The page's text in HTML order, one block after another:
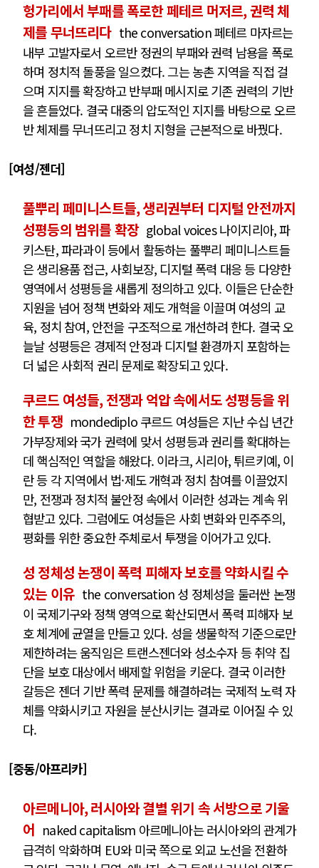
헝가리에서 부패를 폭로한 페테르 머저르, 권력 체
제를 무너뜨리다 the conversation 페테르 마자르는
내부 고발자로서 오르반 정권의 부패와 권력 남용을 폭로
하며 정치적 돌풍을 일으켰다. 그는 농촌 지역을 직접 걸
으며 지지를 확장하고 반부패 메시지로 기존 권력의 기반
을 흔들었다. 결국 대중의 압도적인 지지를 바탕으로 오르
반 체제를 무너뜨리고 정치 지형을 근본적으로 바꿨다.
[여성/젠더]
풀뿌리 페미니스트들, 생리권부터 디지털 안전까지
성평등의 범위를 확장 global voices 나이지리아, 파
키스탄, 파라과이 등에서 활동하는 풀뿌리 페미니스트들
은 생리용품 접근, 사회보장, 디지털 폭력 대응 등 다양한
영역에서 성평등을 새롭게 정의하고 있다. 이들은 단순한
지원을 넘어 정책 변화와 제도 개혁을 이끌며 여성의 교
육, 정치 참여, 안전을 구조적으로 개선하려 한다. 결국 오
늘날 성평등은 경제적 안정과 디지털 환경까지 포함하는
더 넓은 사회적 권리 문제로 확장되고 있다.
쿠르드 여성들, 전쟁과 억압 속에서도 성평등을 위
한 투쟁 mondediplo 쿠르드 여성들은 지난 수십 년간
가부장제와 국가 권력에 맞서 성평등과 권리를 확대하는
데 핵심적인 역할을 해왔다. 이라크, 시리아, 튀르키예, 이
란 등 각 지역에서 법·제도 개혁과 정치 참여를 이끌었지
만, 전쟁과 정치적 불안정 속에서 이러한 성과는 계속 위
협받고 있다. 그럼에도 여성들은 사회 변화와 민주주의,
평화를 위한 중요한 주체로서 투쟁을 이어가고 있다.
성 정체성 논쟁이 폭력 피해자 보호를 약화시킬 수
있는 이유 the conversation 성 정체성을 둘러싼 논쟁
이 국제기구와 정책 영역으로 확산되면서 폭력 피해자 보
호 체계에 균열을 만들고 있다. 성을 생물학적 기준으로만
제한하려는 움직임은 트랜스젠더와 성소수자 등 취약 집
단을 보호 대상에서 배제할 위험을 키운다. 결국 이러한
갈등은 젠더 기반 폭력 문제를 해결하려는 국제적 노력 자
체를 약화시키고 자원을 분산시키는 결과로 이어질 수 있
다.
[중동/아프리카]
아르메니아, 러시아와 결별 위기 속 서방으로 기울
어 naked capitalism 아르메니아는 러시아와의 관계가
급격히 악화하며 EU와 미국 쪽으로 외교 노선을 전환하